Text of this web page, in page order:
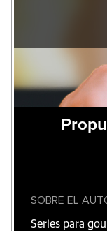
SOBRE EL
Series para